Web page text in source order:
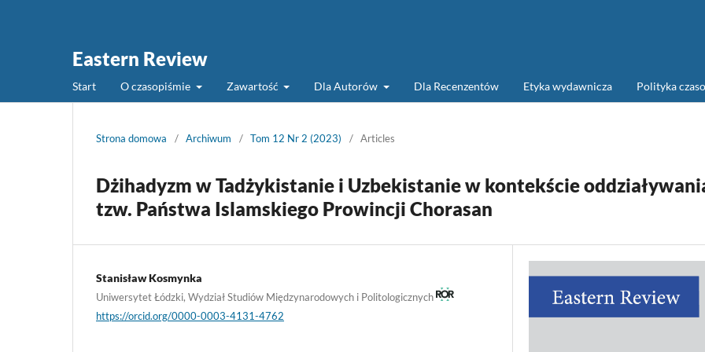
Eastern Review
Start O czasopiśmie Zawartość Dla Autorów Dla Recenzentów Etyka wydawnicza Polityka
Strona domowa / Archiwum / Tom 12 Nr 2 (2023) / Articles
Dżihadyzm w Tadżykistanie i Uzbekistanie w kontekście
tzw. Państwa Islamskiego Prowincji Chorasan
Stanisław Kosmynka
Uniwersytet Łódzki, Wydział Studiów Międzynarodowych i Politologicznych
https://orcid.org/0000-0003-4131-4762